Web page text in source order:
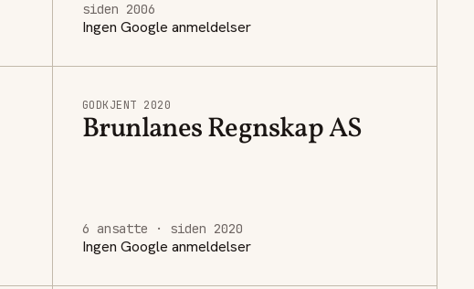
siden 2006
Ingen Google anmeldelser
GODKJENT 2020
Brunlanes Regnskap AS
6 ansatte · siden 2020
Ingen Google anmeldelser